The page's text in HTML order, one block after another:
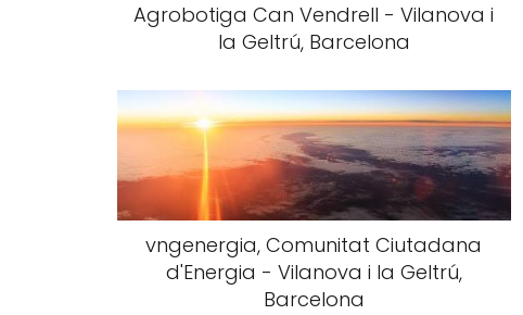
Agrobotiga Can Vendrell - Vilanova i
la Geltrú, Barcelona
vngenergia, Comunitat Ciutadana
d'Energia - Vilanova i la Geltrú,
Barcelona